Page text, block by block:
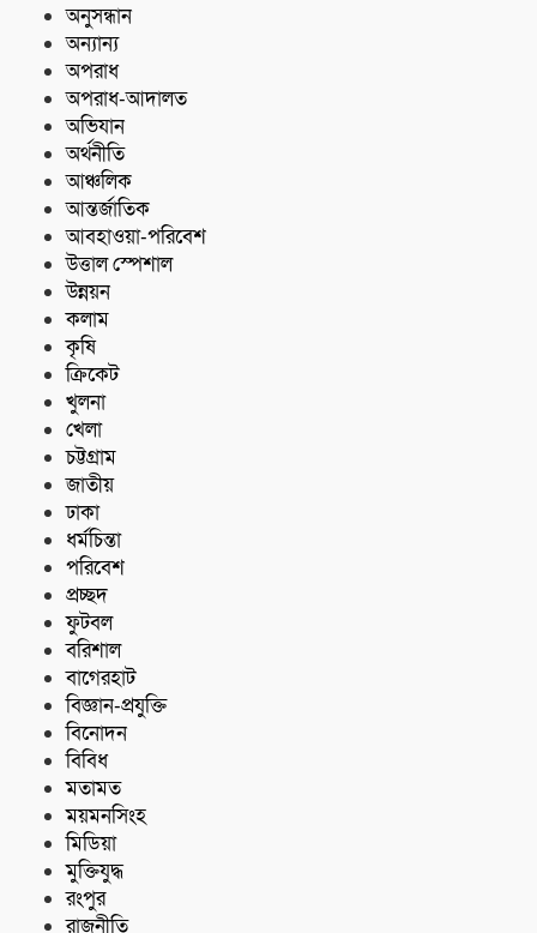
অনুসন্ধান
অন্যান্য
অপরাধ
অপরাধ-আদালত
অভিযান
অর্থনীতি
আঞ্চলিক
আন্তর্জাতিক
আবহাওয়া-পরিবেশ
উত্তাল স্পেশাল
উন্নয়ন
কলাম
কৃষি
ক্রিকেট
খুলনা
খেলা
চট্টগ্রাম
জাতীয়
ঢাকা
ধর্মচিন্তা
পরিবেশ
প্রচ্ছদ
ফুটবল
বরিশাল
বাগেরহাট
বিজ্ঞান-প্রযুক্তি
বিনোদন
বিবিধ
মতামত
ময়মনসিংহ
মিডিয়া
মুক্তিযুদ্ধ
রংপুর
রাজনীতি